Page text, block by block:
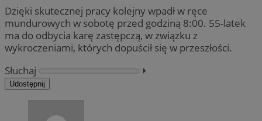
Dzięki skutecznej pracy kolejny wpadł w ręce
mundurowych w sobotę przed godziną 8:00. 55-latek
ma do odbycia karę zastępczą, w związku z
wykroczeniami, których dopuścił się w przeszłości.
Słuchaj
⏵︎
Udostępnij